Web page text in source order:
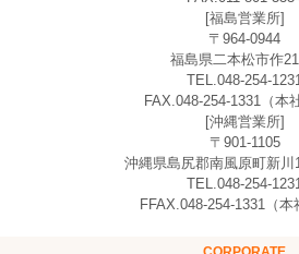
[福島営業所]
〒964-0944
福島県二本松市作
TEL.048-254-1231
FAX.048-254-1331（本
[沖縄営業所]
〒901-1105
沖縄県島尻郡南風原町新
TEL.048-254-1231
FFAX.048-254-1331（本